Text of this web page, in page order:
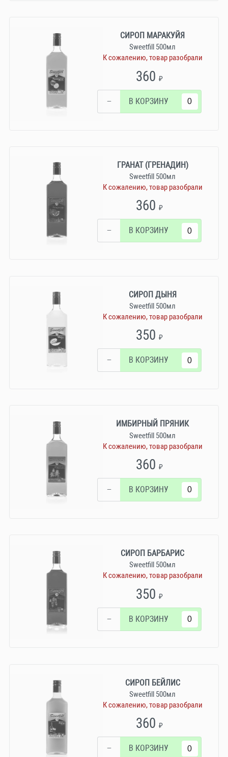
СИРОП МАРАКУЙЯ
Sweetfill 500мл
К сожалению, товар разобрали
360₽
− В КОРЗИНУ
ГРАНАТ (ГРЕНАДИН)
Sweetfill 500мл
К сожалению, товар разобрали
360₽
− В КОРЗИНУ
СИРОП ДЫНЯ
Sweetfill 500мл
К сожалению, товар разобрали
350₽
− В КОРЗИНУ
ИМБИРНЫЙ ПРЯНИК
Sweetfill 500мл
К сожалению, товар разобрали
360₽
− В КОРЗИНУ
СИРОП БАРБАРИС
Sweetfill 500мл
К сожалению, товар разобрали
350₽
− В КОРЗИНУ
СИРОП БЕЙЛИС
Sweetfill 500мл
К сожалению, товар разобрали
360₽
− В КОРЗИНУ